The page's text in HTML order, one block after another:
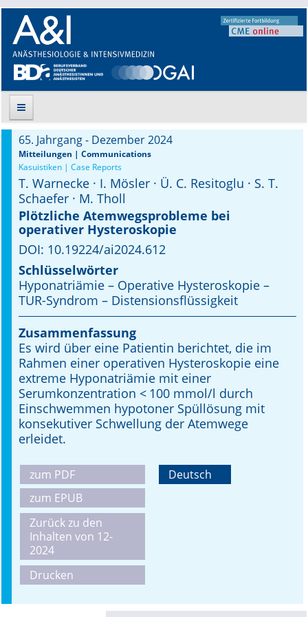
Suche
Aktuelle Ausgabe
Leitlinien
Archiv
Supplements
Supplements OrphanAnesthesia
Online First
A&I English
Mediadaten
Autoren-Service
Stellenmarkt
Kongresskalender
65. Jahrgang - Dezember 2024
Mitteilungen | Communications
Kasuistiken | Case Reports
T. Warnecke · I. Mösler · Ü. C. Resitoglu · S. T.
Schaefer · M. Tholl
Plötzliche Atemwegsprobleme bei
operativer Hysteroskopie
DOI: 10.19224/ai2024.612
Schlüsselwörter
Hyponatriämie – Operative Hysteroskopie –
TUR-Syndrom – Distensionsflüssigkeit
Zusammenfassung
Es wird über eine Patientin berichtet, die im
Rahmen einer operativen Hysteroskopie eine
extreme Hyponatriämie mit einer
Serumkonzentration < 100 mmol/l durch
Einschwemmen hypotoner Spüllösung mit
konsekutiver Schwellung der Atemwege
erleidet.
zum PDF
zum EPUB
Zurück zu den
Inhalten von 12-
2024
Drucken
Deutsch